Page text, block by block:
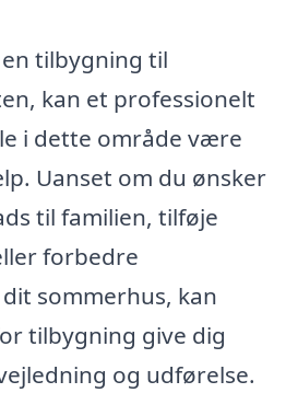
tilbygning til
kan et professionelt
i dette område være
Uanset om du ønsker
til familien, tilføje
forbedre
sommerhus, kan
tilbygning give dig
og udførelse.